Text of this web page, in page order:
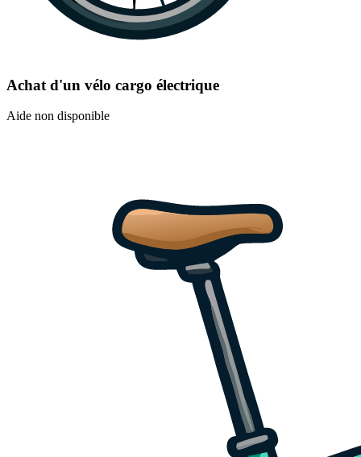
Achat d'un vélo cargo électrique
Aide non disponible